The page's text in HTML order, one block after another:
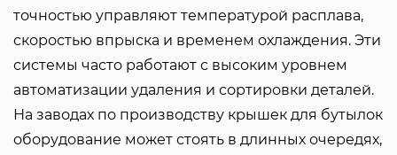
точностью управляют температурой расплава,
скоростью впрыска и временем охлаждения. Эти
системы часто работают с высоким уровнем
автоматизации удаления и сортировки деталей.
На заводах по производству крышек для бутылок
оборудование может стоять в длинных очередях,